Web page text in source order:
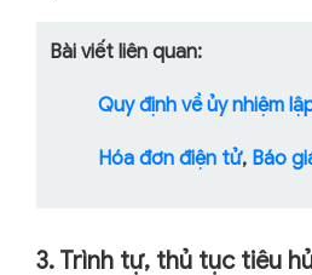
Bài viết liên quan:
Quy định về ủy nhiệm
Hóa đơn điện tử, Báo
3. Trình tự, thủ tục tiêu